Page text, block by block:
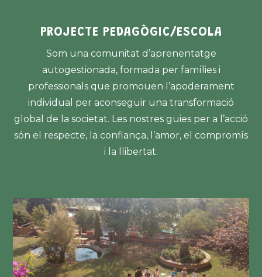
PROJECTE PEDAGÒGIC/ESCOLA
Som una comunitat d’aprenentatge
autogestionada, formada per famílies i
global de la societat. Les nostres guies per a l’acció
són el respecte, la confiança, l’amor, el compromís
i la llibertat.